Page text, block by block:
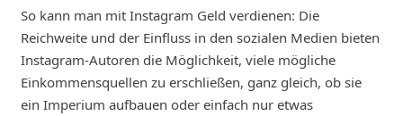
So kann man mit Instagram Geld verdienen: Die
Reichweite und der Einfluss in den sozialen Medien bieten
Instagram-Autoren die Möglichkeit, viele mögliche
Einkommensquellen zu erschließen, ganz gleich, ob sie
ein Imperium aufbauen oder einfach nur etwas